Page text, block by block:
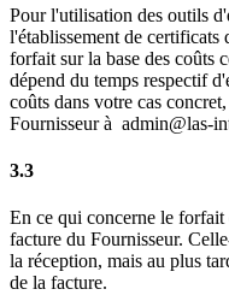
Pour l'utilisation des outils
l'établissement de
forfait sur la base des coûts
dépend du temps respectif
coûts dans votre cas
Fournisseur à admin@las-
3.3
En ce qui concerne le
facture du Fournisseur.
la réception, mais au plus
de la facture.